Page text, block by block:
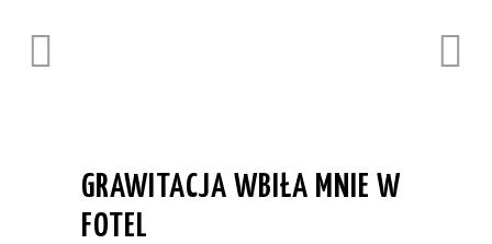
GRAWITACJA WBIŁA MNIE W
FOTEL